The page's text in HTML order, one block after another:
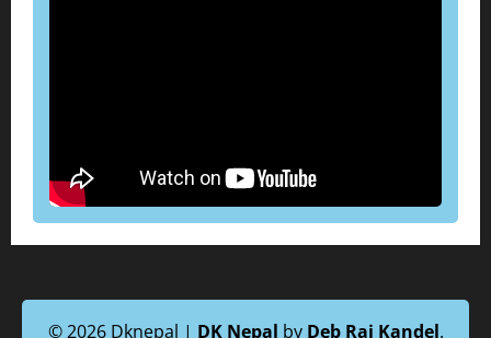
© 2026 Dknepal | DK Nepal by Deb Raj Kandel.